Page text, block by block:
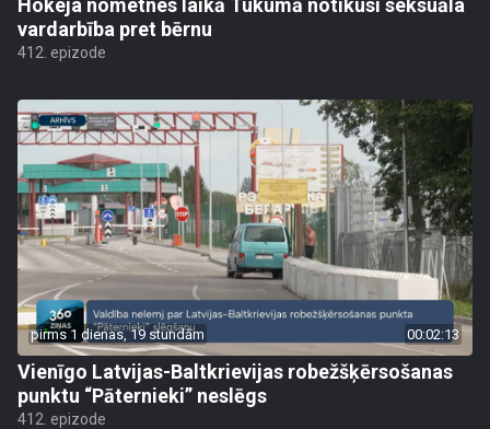
Hokeja nometnes laikā Tukumā notikusi seksuāla
vardarbība pret bērnu
412. epizode
pirms 1 dienas, 19 stundām 00:02:13
Vienīgo Latvijas-Baltkrievijas robežšķērsošanas
punktu “Pāternieki” neslēgs
412. epizode